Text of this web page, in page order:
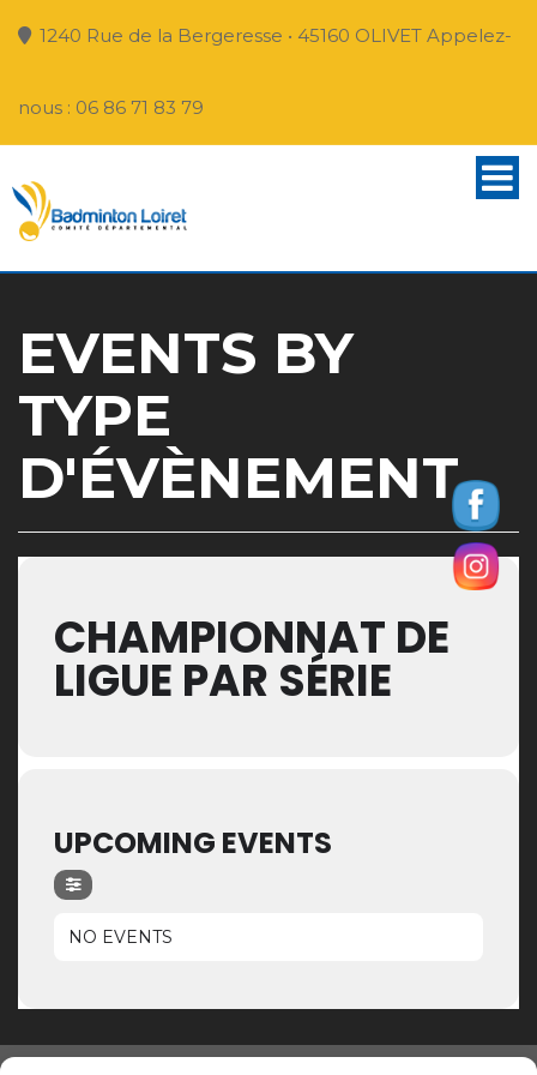
1240 Rue de la Bergeresse • 45160 OLIVET Appelez-
nous : 06 86 71 83 79
EVENTS BY
TYPE
D'ÉVÈNEMENT
CHAMPIONNAT DE
LIGUE PAR SÉRIE
UPCOMING EVENTS
NO EVENTS